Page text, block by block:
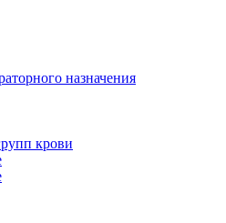
назначения
крови